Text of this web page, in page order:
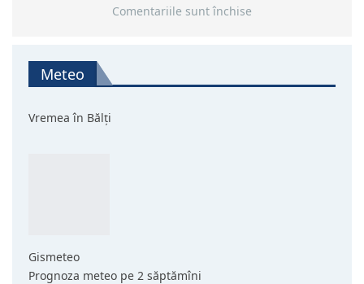
Comentariile sunt închise
Meteo
Vremea în Bălți
Gismeteo
Prognoza meteo pe 2 săptămîni